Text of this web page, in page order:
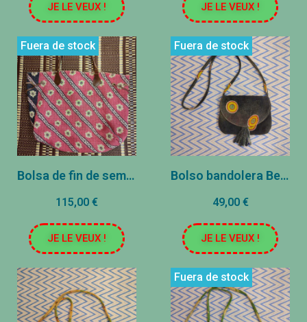
JE LE VEUX ! JE LE VEUX !
Fuera de stock
Bolsa de fin de semana Kantha - 40x37cm - Rosa
115,00 €
JE LE VEUX !
Fuera de stock
Bolso bandolera Bengale - 20x17cm - Negro
49,00 €
JE LE VEUX !
Fuera de stock